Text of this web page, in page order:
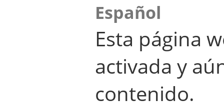
Español
Esta página
activada y
contenido.